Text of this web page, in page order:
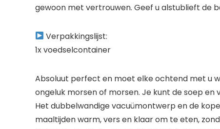
gewoon met vertrouwen. Geef u alstublieft de
Verpakkingslijst:
1x voedselcontainer
Absoluut perfect en moet elke ochtend met u
ongeluk morsen of morsen. Je kunt de soep en
Het dubbelwandige vacuümontwerp en de
maaltijden warm, vers en klaar om te eten,